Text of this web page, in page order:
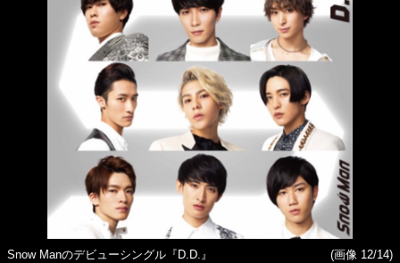
Snow Manのデビューシングル『D.D.』
(画像 12/14)